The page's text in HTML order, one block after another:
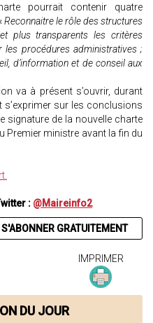
pourrait contenir quatre
Reconnaitre le rôle des structures
plus transparents les critères
les procédures administratives ;
d’information et de conseil aux
va à présent s’ouvrir, durant
s’exprimer sur les conclusions
signature de la nouvelle charte
Premier ministre avant la fin du
: @Maireinfo2
S'ABONNER GRATUITEMENT
IMPRIMER
DU JOUR